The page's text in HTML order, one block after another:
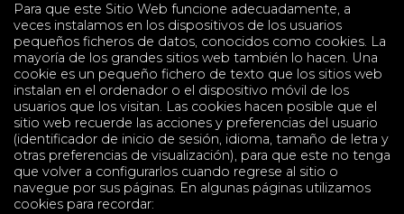
Para que este Sitio Web funcione adecuadamente, a
veces instalamos en los dispositivos de los usuarios
pequeños ficheros de datos, conocidos como cookies. La
mayoría de los grandes sitios web también lo hacen. Una
cookie es un pequeño fichero de texto que los sitios web
instalan en el ordenador o el dispositivo móvil de los
usuarios que los visitan. Las cookies hacen posible que el
sitio web recuerde las acciones y preferencias del usuario
(identificador de inicio de sesión, idioma, tamaño de letra y
otras preferencias de visualización), para que este no tenga
que volver a configurarlos cuando regrese al sitio o
navegue por sus páginas. En algunas páginas utilizamos
cookies para recordar: